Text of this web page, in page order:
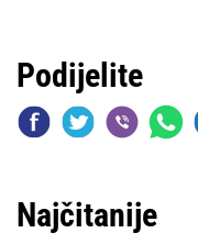
Podijelite
Najčitanije